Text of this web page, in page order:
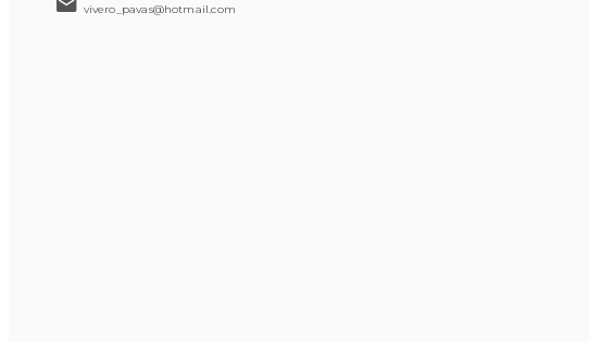
vivero_pavas@hotmail.com